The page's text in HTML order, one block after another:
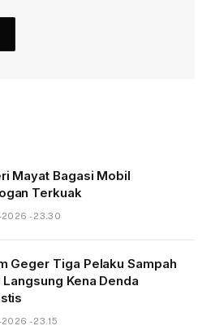
Mayat Bagasi Mobil
Terkuak
- 23.30
Geger Tiga Pelaku Sampah
Langsung Kena Denda
- 23.15